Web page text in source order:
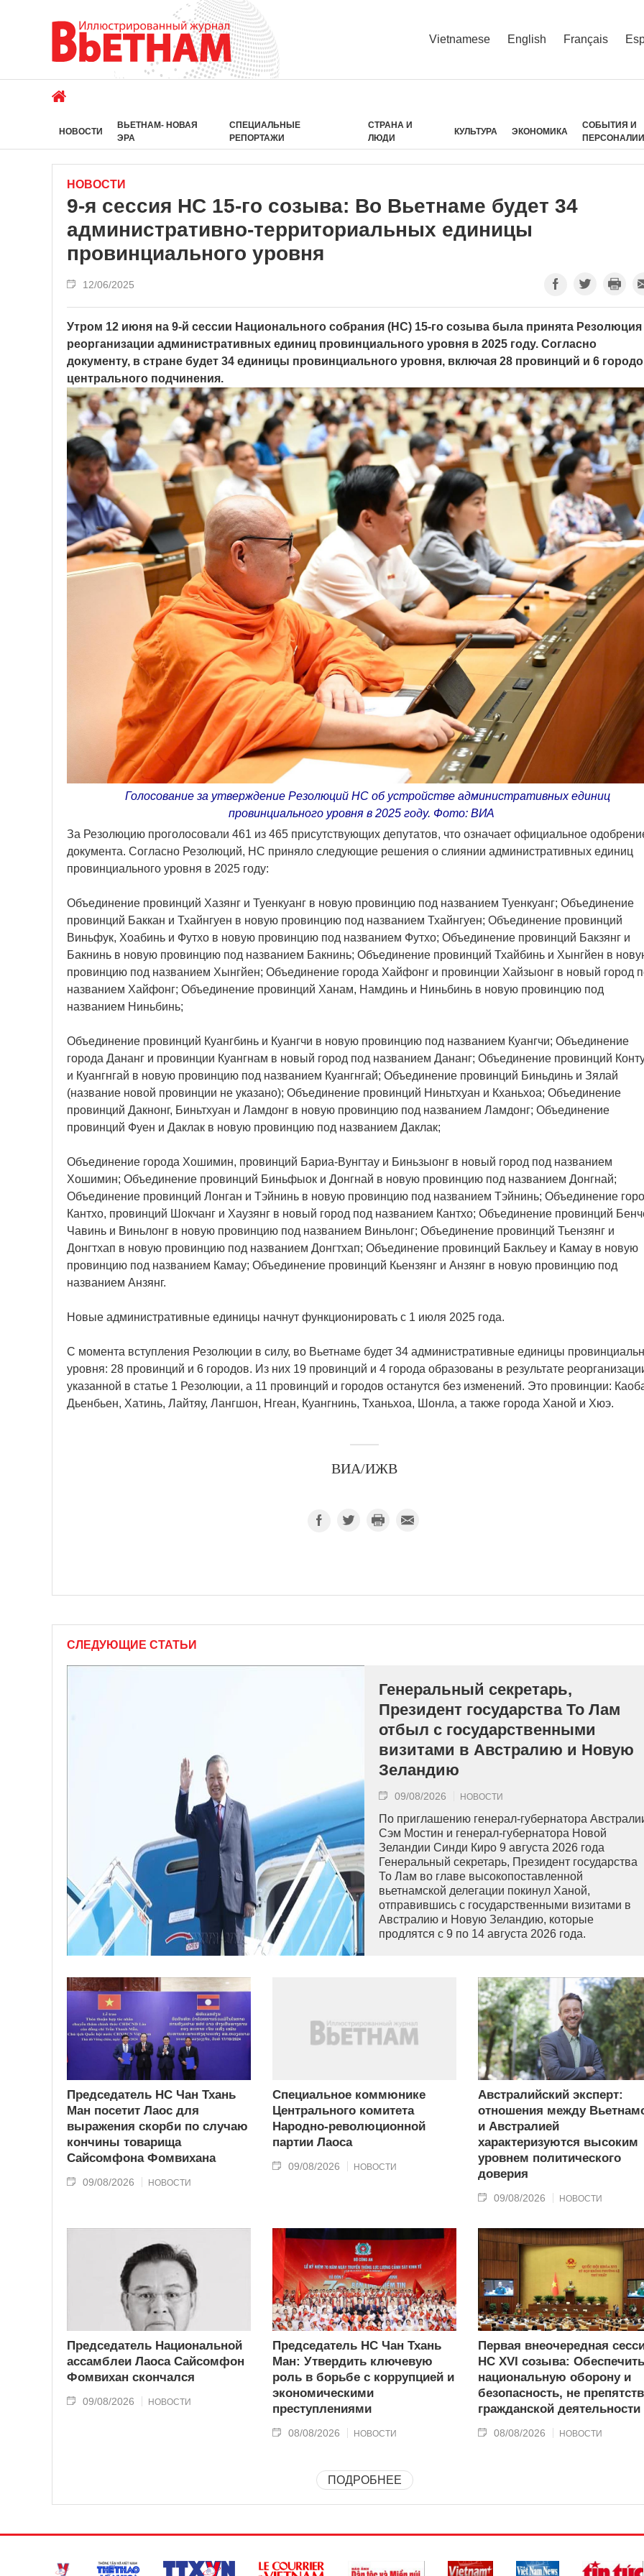
Vietnamese English Français
НОВОСТИ
ВЬЕТНАМ- НОВАЯ
ЭРА
СПЕЦИАЛЬНЫЕ
РЕПОРТАЖИ
СТРАНА И
ЛЮДИ
КУЛЬТУРА ЭКОНОМИКА
СОБЫТИЯ И
НОВОСТИ
9-я сессия НС 15-го созыва: Во Вьетнаме будет 34
административно-территориальных единицы
провинциального уровня
12/06/2025
Утром 12 июня на 9-й сессии Национального собрания (НС) 15-го созыва была принята Резолюция
реорганизации административных единиц провинциального уровня в 2025 году. Согласно
документу, в стране будет 34 единицы провинциального уровня, включая 28 провинций и 6
центрального подчинения.
Голосование за утверждение Резолюций НС об устройстве административных единиц
провинциального уровня в 2025 году. Фото: ВИА
За Резолюцию проголосовали 461 из 465 присутствующих депутатов, что означает официальное
документа. Согласно Резолюций, НС приняло следующие решения о слиянии административных единиц
провинциального уровня в 2025 году:
Объединение провинций Хазянг и Туенкуанг в новую провинцию под названием Туенкуанг; Объединение
провинций Баккан и Тхайнгуен в новую провинцию под названием Тхайнгуен; Объединение провинций
Виньфук, Хоабинь и Футхо в новую провинцию под названием Футхо; Объединение провинций Бакзянг и
Бакнинь в новую провинцию под названием Бакнинь; Объединение провинций Тхайбинь и Хынгйен в
провинцию под названием Хынгйен; Объединение города Хайфонг и провинции Хайзыонг в новый город
названием Хайфонг; Объединение провинций Ханам, Намдинь и Ниньбинь в новую провинцию под
названием Ниньбинь;
Объединение провинций Куангбинь и Куангчи в новую провинцию под названием Куангчи; Объединение
города Дананг и провинции Куангнам в новый город под названием Дананг; Объединение провинций
и Куангнгай в новую провинцию под названием Куангнгай; Объединение провинций Биньдинь и Зялай
(название новой провинции не указано); Объединение провинций Ниньтхуан и Кханьхоа; Объединение
провинций Дакнонг, Биньтхуан и Ламдонг в новую провинцию под названием Ламдонг; Объединение
провинций Фуен и Даклак в новую провинцию под названием Даклак;
Объединение города Хошимин, провинций Бариа-Вунгтау и Биньзыонг в новый город под названием
Хошимин; Объединение провинций Биньфыок и Донгнай в новую провинцию под названием Донгнай;
Объединение провинций Лонган и Тэйнинь в новую провинцию под названием Тэйнинь; Объединение
Кантхо, провинций Шокчанг и Хаузянг в новый город под названием Кантхо; Объединение провинций
Чавинь и Виньлонг в новую провинцию под названием Виньлонг; Объединение провинций Тьензянг и
Донгтхап в новую провинцию под названием Донгтхап; Объединение провинций Бакльеу и Камау в новую
провинцию под названием Камау; Объединение провинций Кьензянг и Анзянг в новую провинцию под
названием Анзянг.
Новые административные единицы начнут функционировать с 1 июля 2025 года.
С момента вступления Резолюции в силу, во Вьетнаме будет 34 административные единицы
уровня: 28 провинций и 6 городов. Из них 19 провинций и 4 города образованы в результате
указанной в статье 1 Резолюции, а 11 провинций и городов останутся без изменений. Это провинции:
Дьенбьен, Хатинь, Лайтяу, Лангшон, Нгеан, Куангнинь, Тханьхоа, Шонла, а также города Ханой и Хюэ.
ВИА/ИЖВ
СЛЕДУЮЩИЕ СТАТЬИ
Генеральный секретарь,
Президент государства То Лам
отбыл с государственными
визитами в Австралию и Новую
Зеландию
09/08/2026 НОВОСТИ
По приглашению генерал-губернатора
Сэм Мостин и генерал-губернатора Новой
Зеландии Синди Киро 9 августа 2026 года
Генеральный секретарь, Президент государства
То Лам во главе высокопоставленной
вьетнамской делегации покинул Ханой,
отправившись с государственными визитами в
Австралию и Новую Зеландию, которые
продлятся с 9 по 14 августа 2026 года.
Председатель НС Чан Тхань
Ман посетит Лаос для
выражения скорби по случаю
кончины товарища
Сайсомфона Фомвихана
09/08/2026 НОВОСТИ
Специальное коммюнике
Центрального комитета
Народно-революционной
партии Лаоса
09/08/2026 НОВОСТИ
Австралийский эксперт:
отношения между
и Австралией
характеризуются высоким
уровнем политического
доверия
09/08/2026 НОВОСТИ
Председатель Национальной
ассамблеи Лаоса Сайсомфон
Фомвихан скончался
09/08/2026 НОВОСТИ
Председатель НС Чан Тхань
Ман: Утвердить ключевую
роль в борьбе с коррупцией и
экономическими
преступлениями
08/08/2026 НОВОСТИ
Первая внеочередная
НС XVI созыва: Обеспечить
национальную оборону и
безопасность, не
гражданской деятельности
08/08/2026 НОВОСТИ
ПОДРОБНЕЕ